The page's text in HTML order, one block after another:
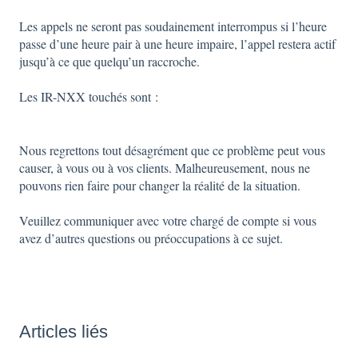
Les appels ne seront pas soudainement interrompus si l’heure
passe d’une heure pair à une heure impaire, l’appel restera actif
jusqu’à ce que quelqu’un raccroche.
Les IR-NXX touchés sont :
Nous regrettons tout désagrément que ce problème peut vous
causer, à vous ou à vos clients. Malheureusement, nous ne
pouvons rien faire pour changer la réalité de la situation.
Veuillez communiquer avec votre chargé de compte si vous
avez d’autres questions ou préoccupations à ce sujet.
Articles liés